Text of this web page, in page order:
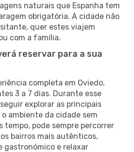
naturais que Espanha tem
obrigatória. A cidade não
quer estes viajem
com a família.
reservar para a sua
completa em Oviedo,
3 a 7 dias. Durante esse
explorar as principais
ambiente da cidade sem
tempo, pode sempre percorrer
bairros mais autênticos,
gastronómico e relaxar